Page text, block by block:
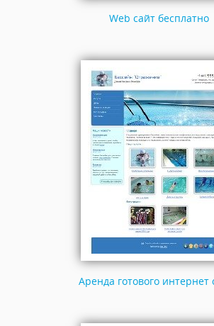
Web сайт бесплатно
Аренда готового интернет